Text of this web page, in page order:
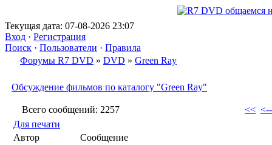
Текущая дата: 07-08-2026 23:07
Вход · Регистрация
Поиск · Пользователи · Правила
Форумы R7 DVD » DVD » Green Ray
Обсуждение фильмов по каталогу "Green Ray"
Всего сообщений: 2257 <<
Для печати
Автор
Сообщение